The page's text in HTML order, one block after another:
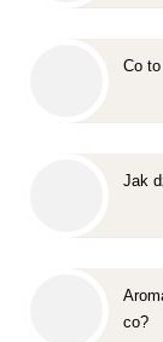
Co
Jak
co?